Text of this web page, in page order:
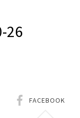
26
FACEBOOK